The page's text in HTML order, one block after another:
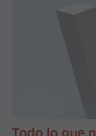
Todo lo que